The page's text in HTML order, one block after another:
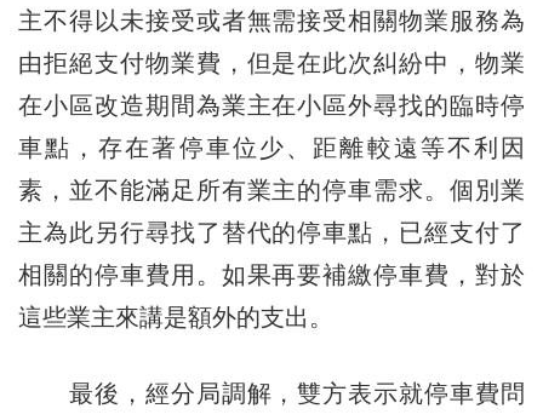
主不得以未接受或者無需接受相關物業服務為
由拒絕支付物業費，但是在此次糾紛中，物業
在小區改造期間為業主在小區外尋找的臨時停
車點，存在著停車位少、距離較遠等不利因
素，並不能滿足所有業主的停車需求。個別業
主為此另行尋找了替代的停車點，已經支付了
相關的停車費用。如果再要補繳停車費，對於
這些業主來講是額外的支出。
最後，經分局調解，雙方表示就停車費問